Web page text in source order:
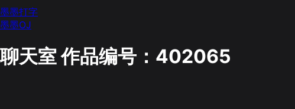
墨墨打字
墨墨OJ
聊天室作品编号：402065